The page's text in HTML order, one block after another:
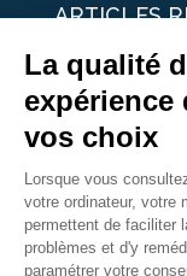
ARTICLES
25 idées de
Un été pour
Portes
portes
Nous Suivre